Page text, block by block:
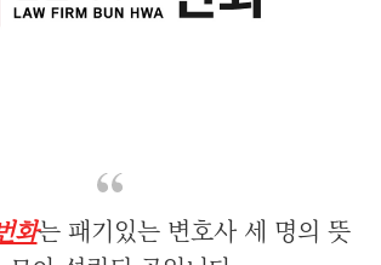
화는 패기있는 변호사 세 명의 뜻